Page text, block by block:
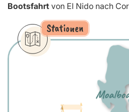
Bootsfahrt von El Nido nach
Stationen